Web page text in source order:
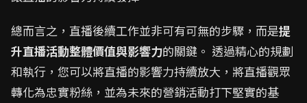
總而言之，直播後續工作並非可有可無的步驟，而是提
升直播活動整體價值與影響力的關鍵。 透過精心的規劃
和執行，您可以將直播的影響力持續放大，將直播觀眾
轉化為忠實粉絲，並為未來的營銷活動打下堅實的基